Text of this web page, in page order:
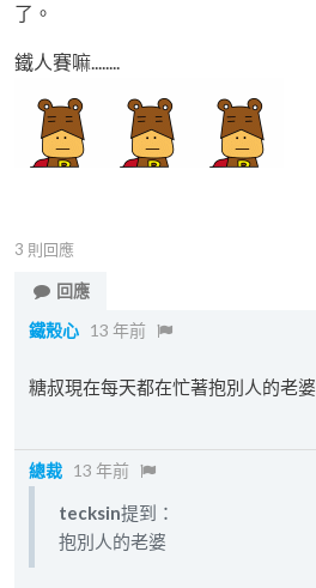
了。
鐵人賽嘛........
3 則回應
回應
鐵殼心 13 年前
糖叔現在每天都在忙著抱別人的老婆
總裁 13 年前
tecksin提到：
抱別人的老婆